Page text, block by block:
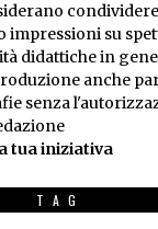
impressioni su
didattiche in
anche
senza
tua iniziativa
TAG